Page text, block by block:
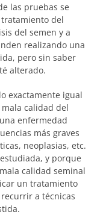
las pruebas se
del
del semen y a
realizando una
pero sin saber
alterado.
exactamente igual
calidad del
enfermedad
más graves
neoplasias, etc.
y porque
calidad seminal
un tratamiento
a técnicas